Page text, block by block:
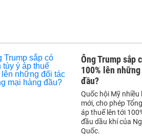
Ông Trump sắp
100% lên
đầu?
Quốc hội Mỹ
mới, cho phép
áp thuế lên tới
đầu dầu khí của
Quốc.